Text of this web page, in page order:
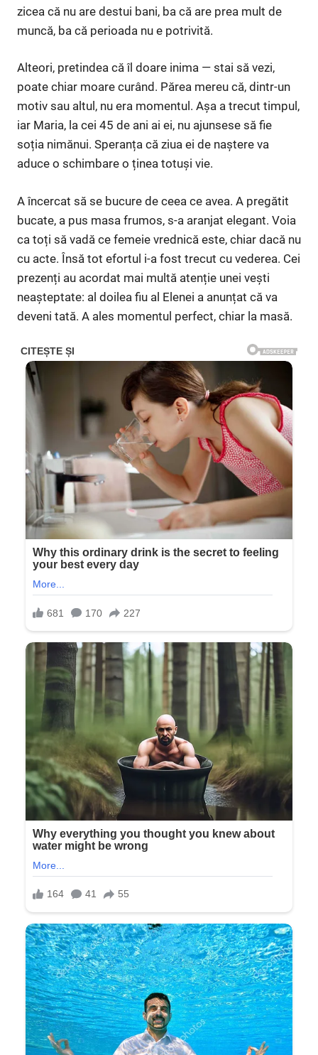
zicea că nu are destui bani, ba că are prea mult de
muncă, ba că perioada nu e potrivită.
Alteori, pretindea că îl doare inima — stai să vezi,
poate chiar moare curând. Părea mereu că, dintr-un
motiv sau altul, nu era momentul. Așa a trecut timpul,
iar Maria, la cei 45 de ani ai ei, nu ajunsese să fie
soția nimănui. Speranța că ziua ei de naștere va
aduce o schimbare o ținea totuși vie.
A încercat să se bucure de ceea ce avea. A pregătit
bucate, a pus masa frumos, s-a aranjat elegant. Voia
ca toți să vadă ce femeie vrednică este, chiar dacă nu
cu acte. Însă tot efortul i-a fost trecut cu vederea. Cei
prezenți au acordat mai multă atenție unei vești
neașteptate: al doilea fiu al Elenei a anunțat că va
deveni tată. A ales momentul perfect, chiar la masă.